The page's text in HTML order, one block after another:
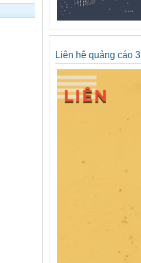
Liên hệ quảng cáo 3